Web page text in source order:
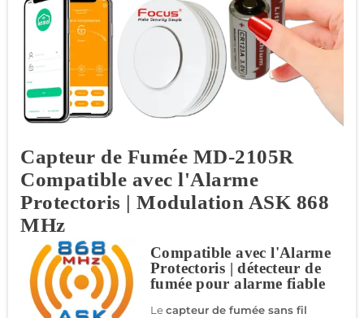
Capteur de Fumée MD-2105R
Compatible avec l'Alarme
Protectoris | Modulation ASK 868
MHz
Compatible avec l'Alarme
Protectoris | détecteur de
fumée pour alarme fiable
Lecapteur de fumée sans fil